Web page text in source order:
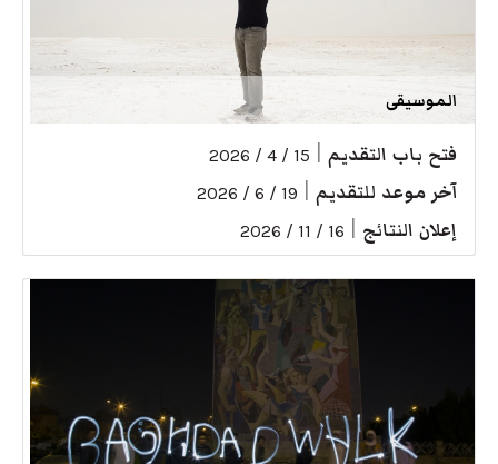
الموسيقى
فتح باب التقديم 15 / 4 / 2026
آخر موعد للتقديم 19 / 6 / 2026
إعلان النتائج 16 / 11 / 2026